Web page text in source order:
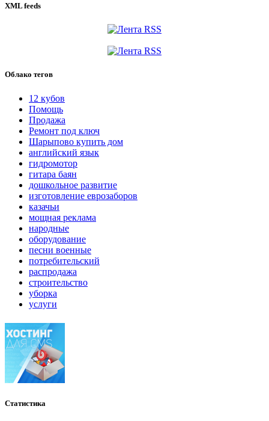
XML feeds
Облако тегов
12 кубов
Помощь
Продажа
Ремонт под ключ
Шарыпово купить дом
английский язык
гидромотор
гитара баян
дошкольное развитие
изготовление еврозаборов
казачьи
мощная реклама
народные
оборудование
песни военные
потребительский
распродажа
строительство
уборка
услуги
Статистика